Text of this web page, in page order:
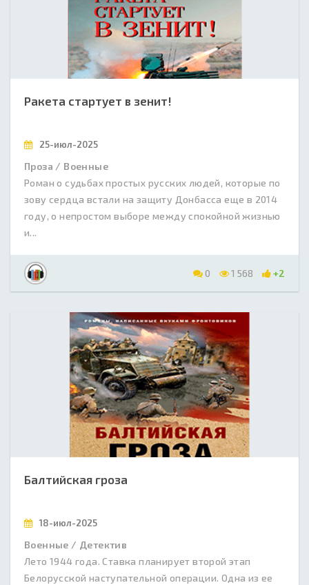
Ракета стартует в зенит!
25-июл-2025
Проза / Военные
Роман о судьбах простых русских людей, которые по
зову сердца встали на защиту Донбасса еще в 2014
году, о непростом выборе между спокойной жизнью
и...
0 1 568 +2
Балтийская гроза
18-июл-2025
Военные / Детектив
Лето 1944 года. Ставка планирует второй этап
Белорусской наступательной операции. Одна из ее